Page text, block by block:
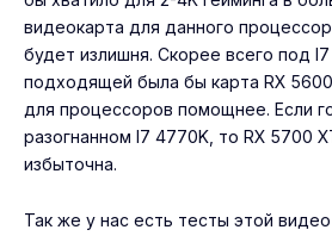
видеокарта для данного
будет излишня. Скорее всего под
подходящей была бы карта RX
для процессоров помощнее. Если
разогнанном I7 4770K, то RX 5700
избыточна.
Так же у нас есть тесты этой